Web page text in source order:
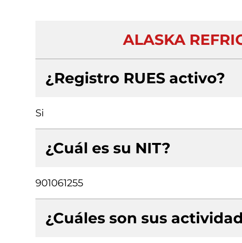
ALASKA
¿Registro RUES activo?
Si
¿Cuál es su NIT?
901061255
¿Cuáles son sus